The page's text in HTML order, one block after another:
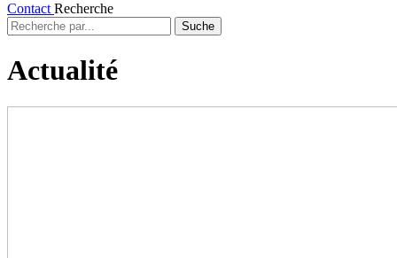
Contact Recherche
Recherche
par...
Actualité